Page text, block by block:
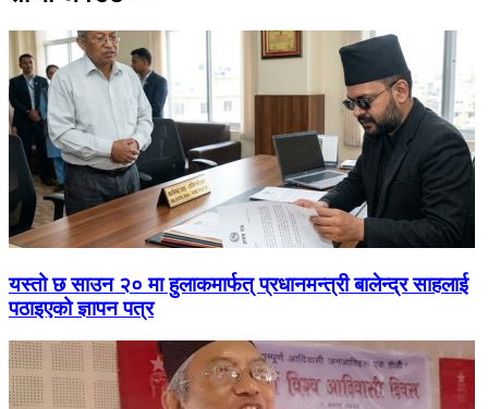
यस्तो छ साउन २० मा हुलाकमार्फत् प्रधानमन्त्री बालेन्द्र साहलाई
पठाइएको ज्ञापन पत्र